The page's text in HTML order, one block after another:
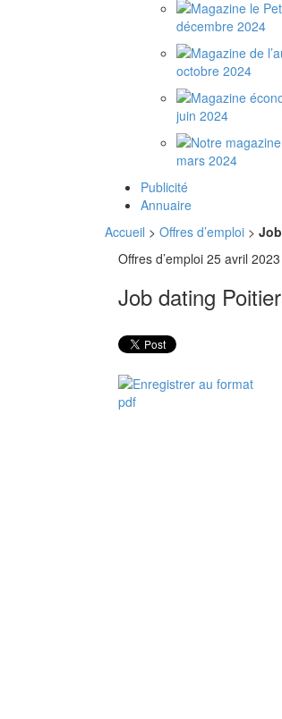
décembre 2024
octobre 2024
juin 2024
mars 2024
Publicité
Annuaire
Accueil > Offres d’emploi >
Offres d’emploi 25 avril 2023
Job dating